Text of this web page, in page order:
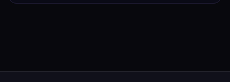
Zelal Sarioglu GOOGLE